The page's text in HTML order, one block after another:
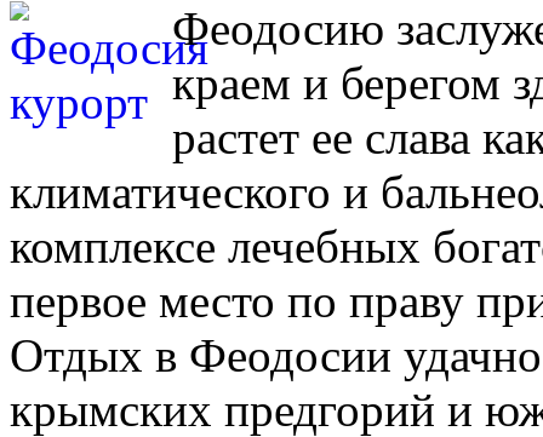
Феодосию
краем и берегом
растет ее слава
климатического и
комплексе лечебных
первое место по праву
Отдых в Феодосии удачно
крымских предгорий и